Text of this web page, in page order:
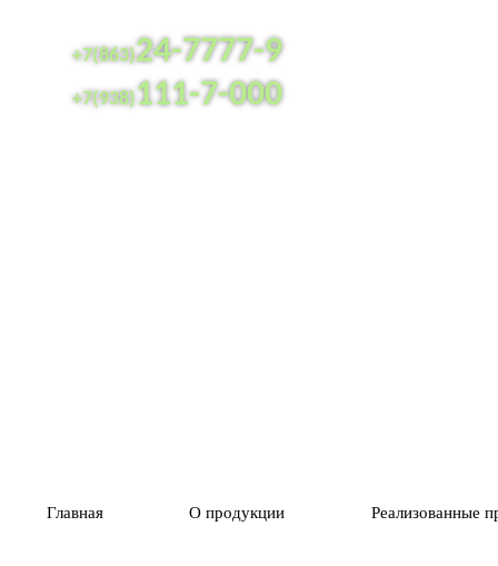
+7(863)24-7777-9
+7(938)111-7-000
Главная О продукции Реализованные